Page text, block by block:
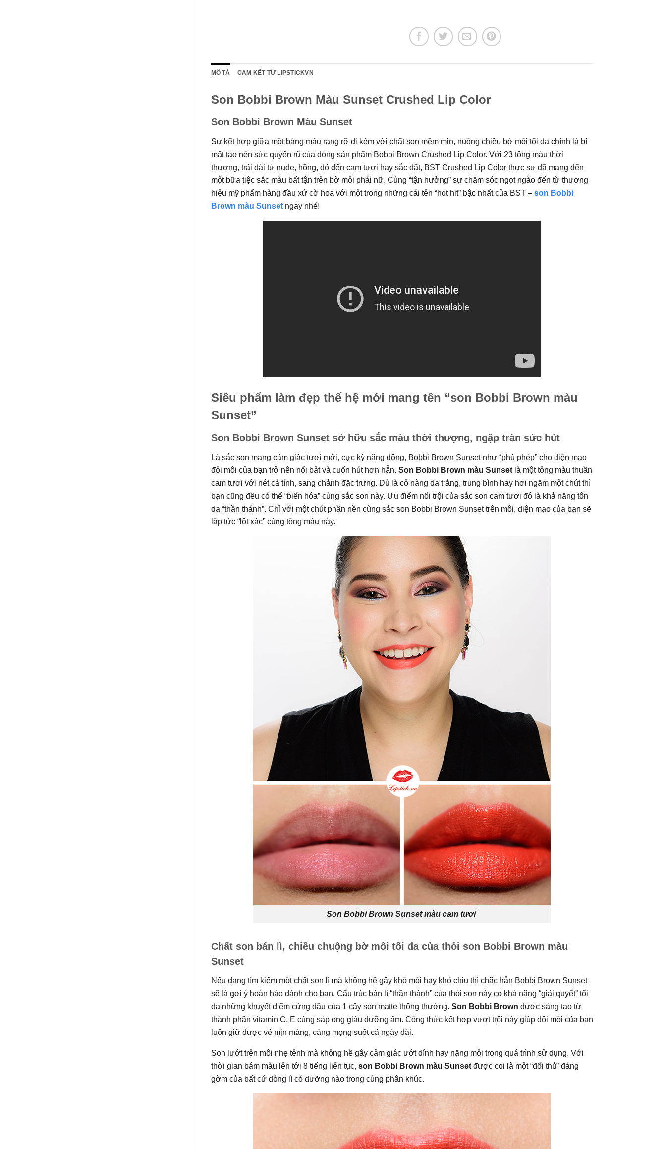
MÔ TẢ CAM KẾT TỪ LIPSTICKVN
Son Bobbi Brown Màu Sunset Crushed Lip Color
Son Bobbi Brown Màu Sunset
Sự kết hợp giữa một bảng màu rạng rỡ đi kèm với chất son mềm mịn, nuông chiều bờ môi tối đa chính là bí
mật tạo nên sức quyến rũ của dòng sản phẩm Bobbi Brown Crushed Lip Color. Với 23 tông màu thời
thượng, trải dài từ nude, hồng, đỏ đến cam tươi hay sắc đất, BST Crushed Lip Color thực sự đã mang đến
một bữa tiệc sắc màu bất tận trên bờ môi phái nữ. Cùng “tận hưởng” sự chăm sóc ngọt ngào đến từ thương
hiệu mỹ phẩm hàng đầu xứ cờ hoa với một trong những cái tên “hot hit” bậc nhất của BST – son Bobbi
Brown màu Sunsetngay nhé!
Siêu phẩm làm đẹp thế hệ mới mang tên “son Bobbi Brown màu
Sunset”
Son Bobbi Brown Sunset sở hữu sắc màu thời thượng, ngập tràn sức hút
Là sắc son mang cảm giác tươi mới, cực kỳ năng động, Bobbi Brown Sunset như “phù phép” cho diện mạo
đôi môi của bạn trở nên nổi bật và cuốn hút hơn hẳn. Son Bobbi Brown màu Sunsetlà một tông màu thuần
cam tươi với nét cá tính, sang chảnh đặc trưng. Dù là cô nàng da trắng, trung bình hay hơi ngăm một chút thì
bạn cũng đều có thể “biến hóa” cùng sắc son này. Ưu điểm nổi trội của sắc son cam tươi đó là khả năng tôn
da “thần thánh”. Chỉ với một chút phần nền cùng sắc son Bobbi Brown Sunset trên môi, diện mạo của bạn sẽ
lập tức “lột xác” cùng tông màu này.
Son Bobbi Brown Sunset màu cam tươi
Chất son bán lì, chiều chuộng bờ môi tối đa của thỏi son Bobbi Brown màu
Sunset
Nếu đang tìm kiếm một chất son lì mà không hề gây khô môi hay khó chịu thì chắc hẳn Bobbi Brown Sunset
sẽ là gợi ý hoàn hảo dành cho bạn. Cấu trúc bán lì “thần thánh” của thỏi son này có khả năng “giải quyết” tối
đa những khuyết điểm cứng đầu của 1 cây son matte thông thường. Son Bobbi Brown được sáng tạo từ
thành phần vitamin C, E cùng sáp ong giàu dưỡng ẩm. Công thức kết hợp vượt trội này giúp đôi môi của bạn
luôn giữ được vẻ mịn màng, căng mọng suốt cả ngày dài.
Son lướt trên môi nhẹ tênh mà không hề gây cảm giác ướt dính hay nặng môi trong quá trình sử dụng. Với
thời gian bám màu lên tới 8 tiếng liên tục, son Bobbi Brown màu Sunsetđược coi là một “đối thủ” đáng
gờm của bất cứ dòng lì có dưỡng nào trong cùng phân khúc.